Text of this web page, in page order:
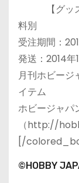
【グッズ
料別
受注期間：
発送：2014年
月刊ホビー
イテム
ホビージャパ
（http://
[/
©HOBBY